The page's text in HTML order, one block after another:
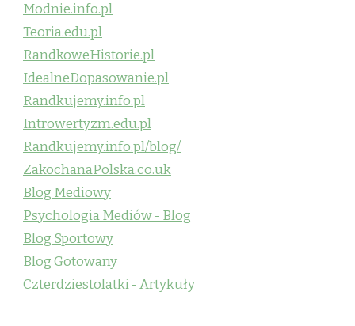
Modnie.info.pl
Teoria.edu.pl
RandkoweHistorie.pl
IdealneDopasowanie.pl
Randkujemy.info.pl
Introwertyzm.edu.pl
Randkujemy.info.pl/blog/
ZakochanaPolska.co.uk
Blog Mediowy
Psychologia Mediów - Blog
Blog Sportowy
Blog Gotowany
Czterdziestolatki - Artykuły